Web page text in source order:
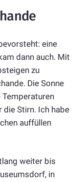
eine
dann auch. Mit
zu
Die Sonne
Stirn. Ich habe
auffüllen
weiter bis
in